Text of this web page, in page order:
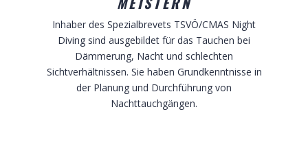
Inhaber des Spezialbrevets TSVÖ/CMAS Night
Diving sind ausgebildet für das Tauchen bei
Dämmerung, Nacht und schlechten
Sichtverhältnissen. Sie haben Grundkenntnisse in
der Planung und Durchführung von
Nachttauchgängen.